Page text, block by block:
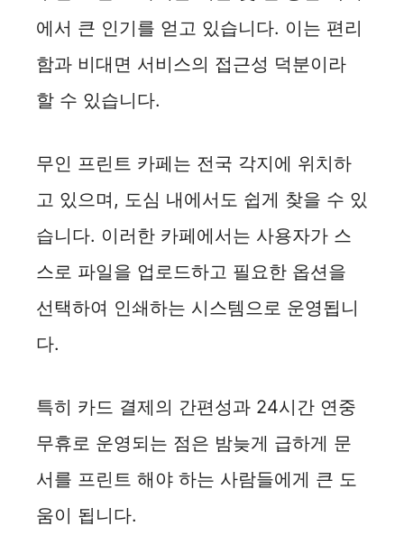
에서 큰 인기를 얻고 있습니다. 이는 편리
함과 비대면 서비스의 접근성 덕분이라
할 수 있습니다.
무인 프린트 카페는 전국 각지에 위치하
고 있으며, 도심 내에서도 쉽게 찾을 수 있
습니다. 이러한 카페에서는 사용자가 스
스로 파일을 업로드하고 필요한 옵션을
선택하여 인쇄하는 시스템으로 운영됩니
다.
특히 카드 결제의 간편성과 24시간 연중
무휴로 운영되는 점은 밤늦게 급하게 문
서를 프린트 해야 하는 사람들에게 큰 도
움이 됩니다.